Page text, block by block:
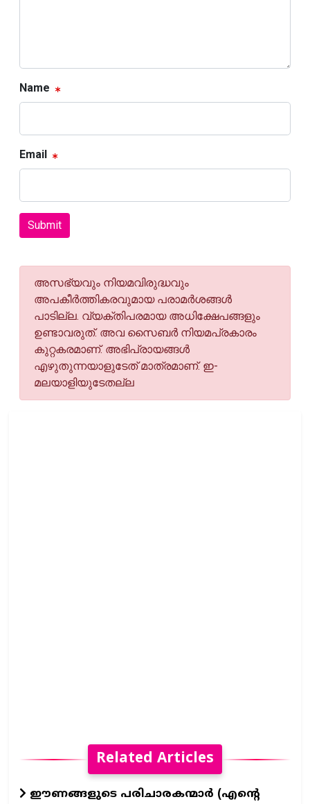
Name
Email
Submit
അസഭ്യവും നിയമവിരുദ്ധവും
അപകീര്‍ത്തികരവുമായ പരാമര്‍ശങ്ങള്‍
പാടില്ല. വ്യക്തിപരമായ അധിക്ഷേപങ്ങളും
ഉണ്ടാവരുത്. അവ സൈബര്‍ നിയമപ്രകാരം
കുറ്റകരമാണ്. അഭിപ്രായങ്ങള്‍
എഴുതുന്നയാളുടേത് മാത്രമാണ്. ഇ-
മലയാളിയുടേതല്ല
Related Articles
ഈണങ്ങളുടെ പരിചാരകന്മാര്‍ (എന്‍റെ